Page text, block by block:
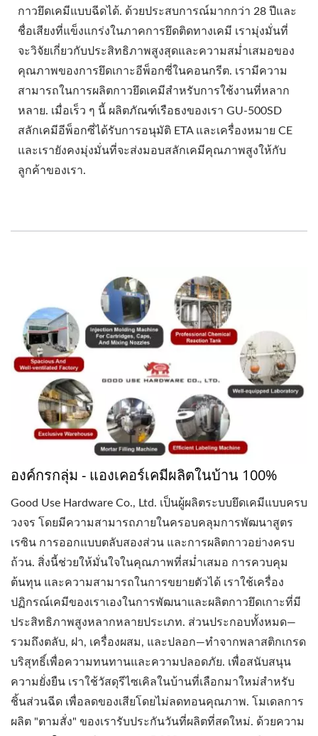
กาวยึดเคมีแบบฉีดได้. ด้วยประสบการณ์มากกว่า 28 ปีและ
ชื่อเสียงที่แข็งแกร่งในภาคการยึดติดทางเคมี เรามุ่งมั่นที่
จะวิจัยเกี่ยวกับประสิทธิภาพสูงสุดและความสม่ำเสมอของ
คุณภาพของการยึดเกาะอีพ็อกซี่ในคอนกรีต. เรามีความ
สามารถในการผลิตกาวยึดเคมีสำหรับการใช้งานที่หลาก
หลาย. เมื่อเร็ว ๆ นี้ ผลิตภัณฑ์เรือธงของเรา GU-500SD
สลักเคมีอีพ็อกซี่ได้รับการอนุมัติ ETA และเครื่องหมาย CE
และเรายังคงมุ่งมั่นที่จะส่งมอบสลักเคมีคุณภาพสูงให้กับ
ลูกค้าของเรา.
องค์กรกลุ่ม - แองเคอร์เคมีผลิตในบ้าน 100%
Good Use Hardware Co., Ltd. เป็นผู้ผลิตระบบยึดเคมีแบบครบ
วงจร โดยมีความสามารถภายในครอบคลุมการพัฒนาสูตร
เรซิน การออกแบบตลับสองส่วน และการผลิตกาวอย่างครบ
ถ้วน. สิ่งนี้ช่วยให้มั่นใจในคุณภาพที่สม่ำเสมอ การควบคุม
ต้นทุน และความสามารถในการขยายตัวได้ เราใช้เครื่อง
ปฏิกรณ์เคมีของเราเองในการพัฒนาและผลิตกาวยึดเกาะที่มี
ประสิทธิภาพสูงหลากหลายประเภท. ส่วนประกอบทั้งหมด—
รวมถึงตลับ, ฝา, เครื่องผสม, และปลอก—ทำจากพลาสติกเกรด
บริสุทธิ์เพื่อความทนทานและความปลอดภัย. เพื่อสนับสนุน
ความยั่งยืน เราใช้วัสดุรีไซเคิลในบ้านที่เลือกมาใหม่สำหรับ
ชิ้นส่วนฉีด เพื่อลดของเสียโดยไม่ลดทอนคุณภาพ. โมเดลการ
ผลิต "ตามสั่ง" ของเรารับประกันวันที่ผลิตที่สดใหม่. ด้วยความ